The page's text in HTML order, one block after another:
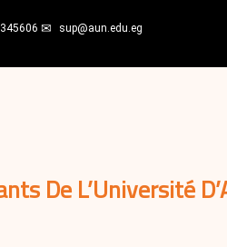
sup@aun.edu.eg
De L’Université